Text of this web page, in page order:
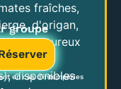
fraîches,
d'origan,
de savoureux
disponibles
groupe
en cas d'intempéries